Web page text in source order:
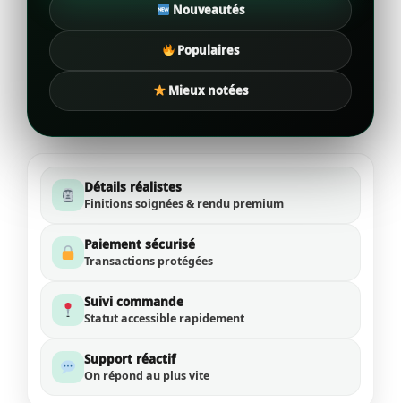
Nouveautés
Populaires
Mieux notées
Détails réalistes
Finitions soignées & rendu premium
Paiement sécurisé
Transactions protégées
Suivi commande
Statut accessible rapidement
Support réactif
On répond au plus vite